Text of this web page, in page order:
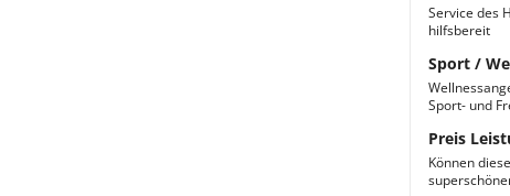
Service des
hilfsbereit
Sport /
Sport- und
Preis
Können